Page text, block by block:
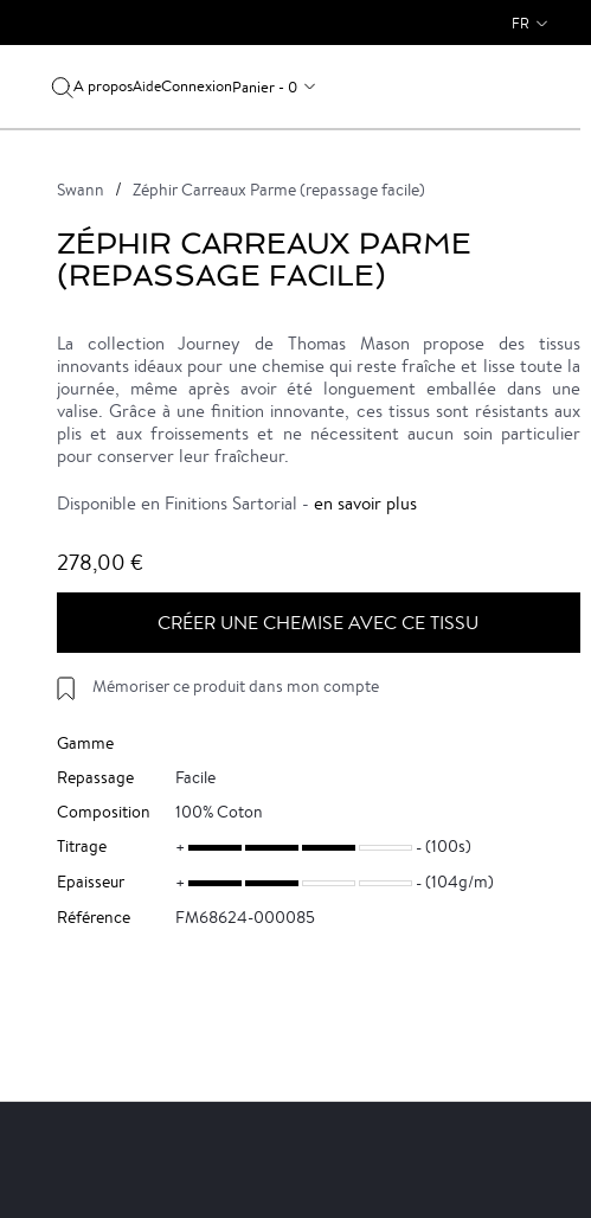
FR
A proposAideConnexionPanier - 0
Swann Zéphir Carreaux Parme (repassage facile)
ZÉPHIR CARREAUX PARME
(REPASSAGE FACILE)
La collection Journey de Thomas Mason propose des tissus
innovants idéaux pour une chemise qui reste fraîche et lisse toute la
journée, même après avoir été longuement emballée dans une
valise. Grâce à une finition innovante, ces tissus sont résistants aux
plis et aux froissements et ne nécessitent aucun soin particulier
pour conserver leur fraîcheur.
Disponible en Finitions Sartorial - en savoir plus
278,00 €
CRÉER UNE CHEMISE AVEC CE TISSU
Mémoriser ce produit dans mon compte
Gamme
Repassage
Facile
Composition
100% Coton
Titrage
(100s)
Epaisseur
(104g/m)
Référence
FM68624-000085